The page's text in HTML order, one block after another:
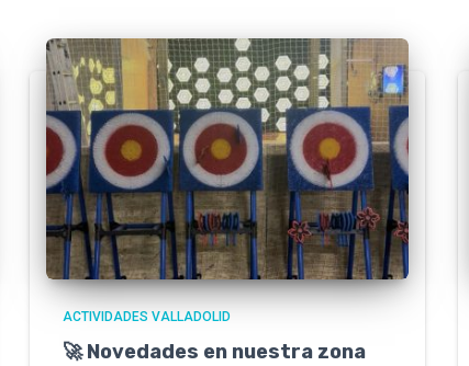
ACTIVIDADES VALLADOLID
🚀 Novedades en nuestra zona